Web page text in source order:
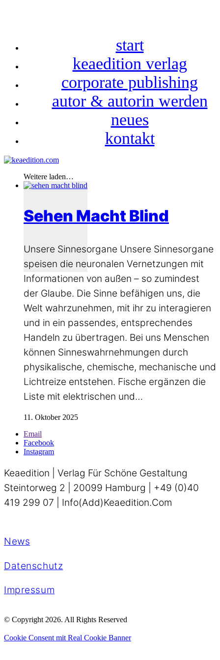
start
keaedition verlag
corporate publishing
autor & autorin werden
neues
kontakt
Weitere laden…
Sehen Macht Blind
Unsere Sinnesorgane Unsere Sinnesorgane
speisen die neuronalen Vernetzungen mit
Informationen von außen – so zumindest
der Glaube. Die Sinne befähigen uns, die
Welt wahrzunehmen, mit ihr zu interagieren
und in ein passendes, entsprechendes
Handeln zu übertragen. Bei uns Menschen
können Sinneswahrnehmungen durch
physikalische, chemische, mechanische und
Lichtreize entstehen. Fische ergänzen die
Liste mit elektrischen und…
11. Oktober 2025
Email
Facebook
Instagram
Keaedition | Verlag Für Schöne Gestaltung
Steintorweg 2 | 20099 Hamburg | +49 (0)40
419 299 07 | Info(add)keaedition.com
News
Datenschutz
Impressum
© Copyright 2026. All Rights Reserved
Cookie Consent mit Real Cookie Banner